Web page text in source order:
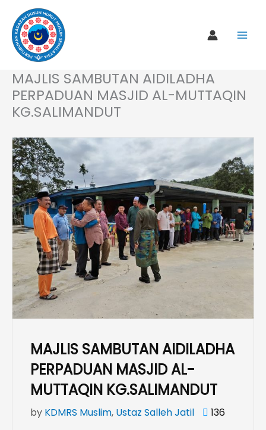
content
MAJLIS SAMBUTAN AIDILADHA
PERPADUAN MASJID AL-MUTTAQIN
KG.SALIMANDUT
MAJLIS SAMBUTAN AIDILADHA
PERPADUAN MASJID AL-
MUTTAQIN KG.SALIMANDUT
by KDMRS Muslim, Ustaz Salleh Jatil
136